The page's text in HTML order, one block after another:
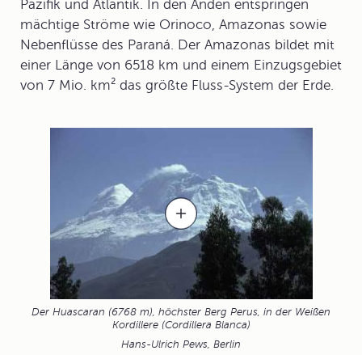
Pazifik und Atlantik. In den Anden entspringen
mächtige Ströme wie Orinoco, Amazonas sowie
Nebenflüsse des Paraná. Der Amazonas bildet mit
einer Länge von 6518 km und einem Einzugsgebiet
von 7 Mio. km² das größte Fluss-System der Erde.
Der Huascaran (6768 m), höchster Berg Perus, in der Weißen
Kordillere (Cordillera Blanca)
Hans-Ulrich Pews, Berlin